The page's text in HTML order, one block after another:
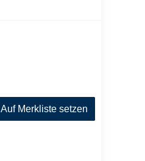
Auf Merkliste setzen